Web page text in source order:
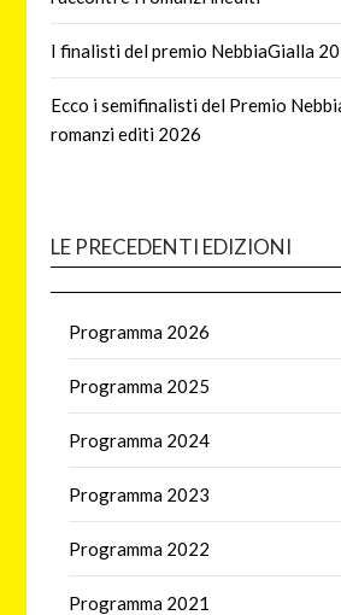
I finalisti del premio NebbiaGialla
Ecco i semifinalisti del Premio
romanzi editi 2026
LE PRECEDENTI EDIZIONI
Programma 2026
Programma 2025
Programma 2024
Programma 2023
Programma 2022
Programma 2021